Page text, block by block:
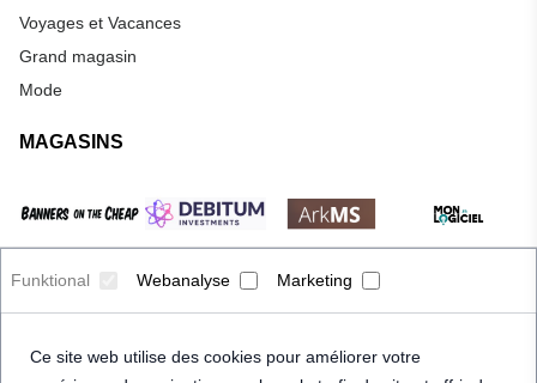
Funktional Webanalyse Marketing
Ce site web utilise des cookies pour améliorer votre
Voyages et Vacances
Grand magasin
Mode
MAGASINS